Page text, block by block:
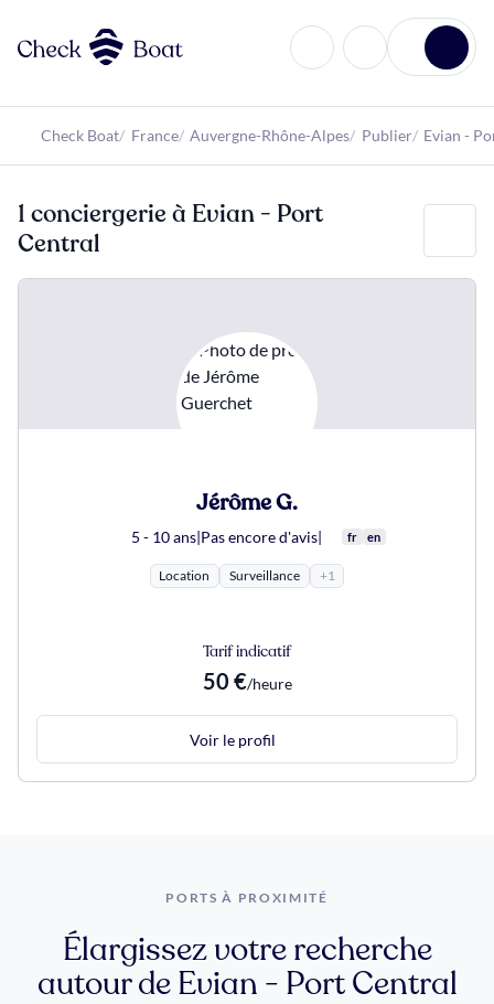
Check Boat France Auvergne-Rhône-Alpes Publier Evian -
1 conciergerie à Evian - Port
Central
Jérôme G.
5 - 10 ans|Pas encore d'avis| fr en
Location Surveillance +1
Tarif indicatif
50 €/heure
Voir le profil
PORTS À PROXIMITÉ
Élargissez votre recherche
autour de Evian - Port Central